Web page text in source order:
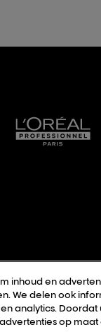
inhoud en
We delen ook
analytics.
op